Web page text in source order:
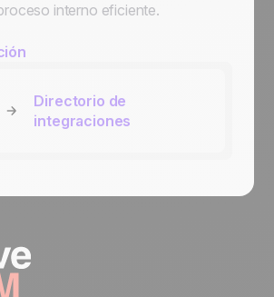
interno eficiente.
Directorio de
integraciones